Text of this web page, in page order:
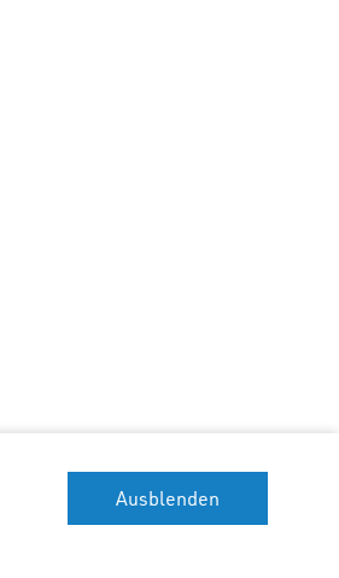
Ausblenden